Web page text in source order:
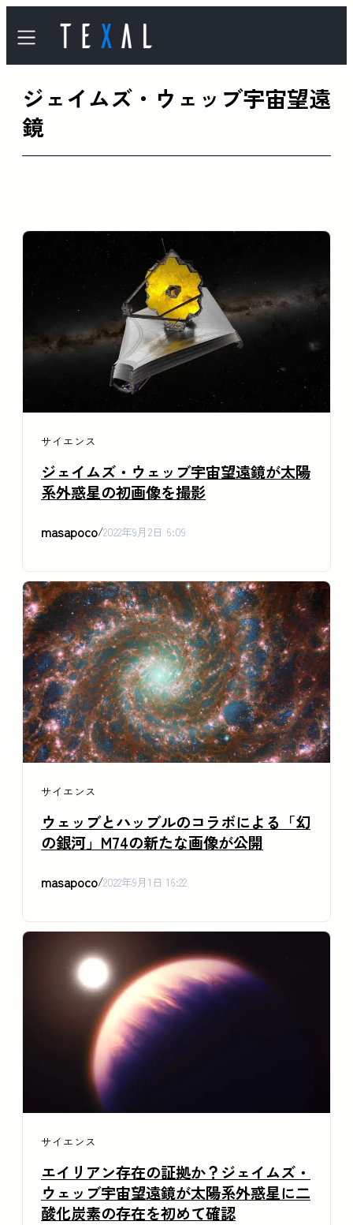
容
を
ジェイムズ・ウェッブ宇宙望遠
鏡
サイエンス
ジェイムズ・ウェッブ宇宙望遠鏡が太陽
系外惑星の初画像を撮影
masapoco/2022年9月2日 6:09
サイエンス
ウェッブとハッブルのコラボによる「幻
の銀河」M74の新たな画像が公開
masapoco/2022年9月1日 16:22
サイエンス
エイリアン存在の証拠か？ジェイムズ・
ウェッブ宇宙望遠鏡が太陽系外惑星に二
酸化炭素の存在を初めて確認